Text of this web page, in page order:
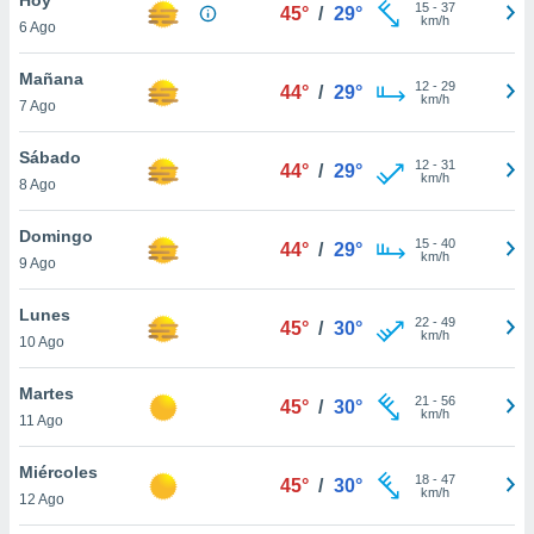
en
más
nuestra
de
cookies
aceptar
6 Ago
45° / 29° 15- 37
km/h
Mañana
7 Ago
44° / 29° 12- 29
km/h
Sábado
8 Ago
44° / 29° 12- 31
km/h
Domingo
9 Ago
44° / 29° 15- 40
km/h
Lunes
10 Ago
45° / 30° 22- 49
km/h
Martes
11 Ago
45° / 30° 21 - 56
km/h
Miércoles
12 Ago
45° / 30° 18- 47
km/h